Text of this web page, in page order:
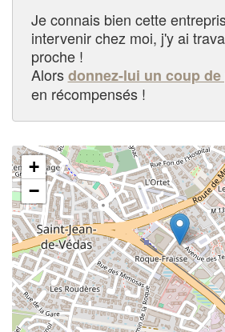
Je connais bien cette
intervenir chez moi, j'y ai
proche !
Alorsdonnez-lui un coup
en récompensés !
+
−